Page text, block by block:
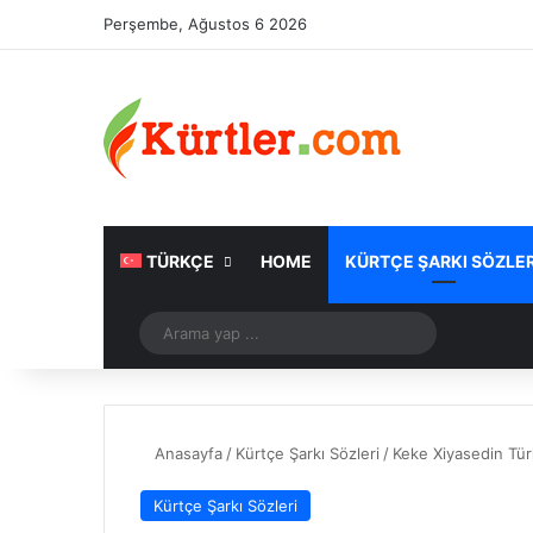
Perşembe, Ağustos 6 2026
TÜRKÇE HOME KÜRTÇE ŞARKI
Rastgele Makale
yap
Anasayfa / Kürtçe Şarkı Sözleri / Keke Xiyasedin
Kürtçe Şarkı Sözleri